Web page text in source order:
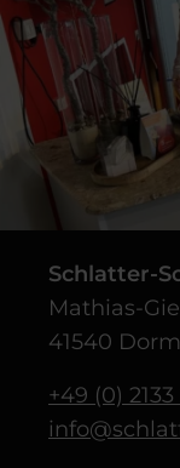
Schlatter-
Mathias-
41540
+49 (0) 2133